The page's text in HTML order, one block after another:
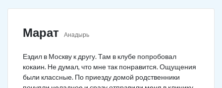
Марат Анадырь
Ездил в Москву к другу. Там в клубе попробовал
кокаин. Не думал, что мне так понравится. Ощущения
были классные. По приезду домой родственники